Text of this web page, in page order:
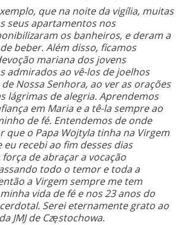
que na noite da vigília, muitas
seus apartamentos nos
os banheiros, e deram a
beber. Além disso, ficamos
mariana dos jovens
admirados ao vê-los de joelhos
Nossa Senhora, ao ver as orações
lágrimas de alegria. Aprendemos
em Maria e a tê-la sempre ao
de fé. Entendemos de onde
que o Papa Wojtyla tinha na Virgem
eu recebi ao fim desses dias
de abraçar a vocação
todo o temor e toda a
a Virgem sempre me tem
vida de fé e nos 23 anos do
Serei eternamente grato ao
JMJ de Częstochowa.